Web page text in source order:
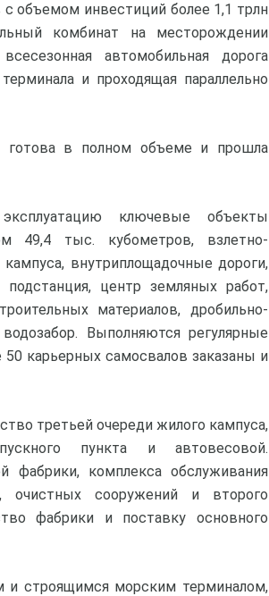
объемом инвестиций более 1,1 трлн
комбинат на месторождении
автомобильная дорога
и проходящая параллельно
готова в полном объеме и прошла
ключевые объекты
49,4 тыс. кубометров, взлетно-
внутриплощадочные дороги,
центр земляных работ,
материалов, дробильно-
Выполняются регулярные
карьерных самосвалов заказаны и
третьей очереди жилого кампуса,
пункта и автовесовой.
фабрики, комплекса обслуживания
очистных сооружений и второго
фабрики и поставку основного
и строящимся морским терминалом,